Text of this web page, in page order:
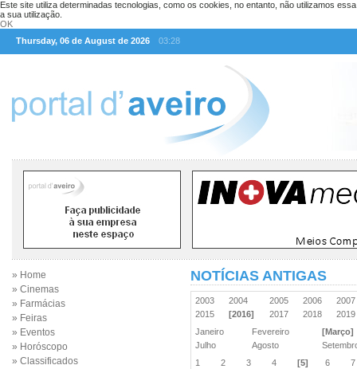
Este site utiliza determinadas tecnologias, como os cookies, no entanto, não utilizamos
a sua utilização.
OK
Thursday, 06 de August de 2026
03:28
» Home
» Cinemas
» Farmácias
» Feiras
» Eventos
» Horóscopo
» Classificados
NOTÍCIAS ANTIGAS
2003 2004 2005 2006
2015
[2016] 2017 2018
Janeiro
Fevereiro
[Março]
Julho
Agosto
1
2 3 4 [5] 6